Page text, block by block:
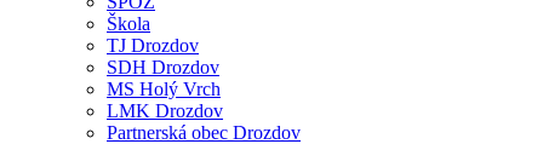
Škola
TJ Drozdov
SDH Drozdov
MS Holý Vrch
LMK Drozdov
Partnerská obec Drozdov